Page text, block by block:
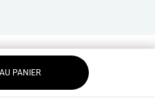
PANIER